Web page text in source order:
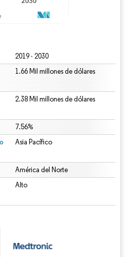
2019 - 2030
1.66 Mil millones de dólares
2.38 Mil millones de dólares
7.56%
Asia Pacífico
América del Norte
Alto